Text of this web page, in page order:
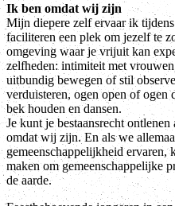
Ik ben omdat wij zijn
Mijn diepere zelf ervaar ik
faciliteren een plek om jezelf te
omgeving waar je vrijuit kan
zelfheden: intimiteit met
uitbundig bewegen of stil
verduisteren, ogen open of ogen
bek houden en dansen.
Je kunt je bestaansrecht
omdat wij zijn. En als we
gemeenschappelijkheid
maken om gemeenschappelijke
de aarde.